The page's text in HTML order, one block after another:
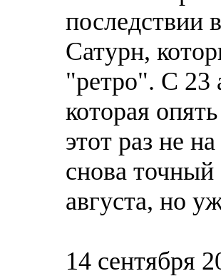
последствии
Сатурн,
"ретро". С 23
которая
этот раз не
снова точный
августа, но
14 сентября